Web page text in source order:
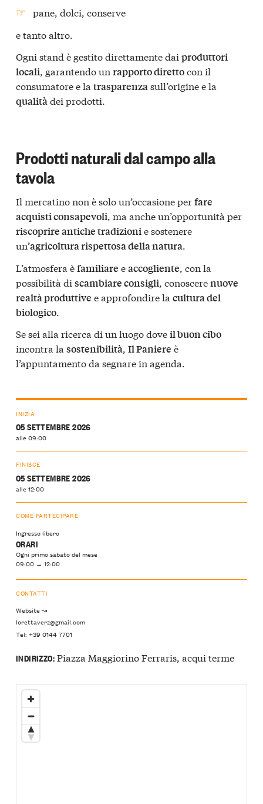
pane, dolci, conserve
e tanto altro.
Ogni stand è gestito direttamente dai produttori
locali, garantendo un rapporto direttocon il
consumatore e la trasparenzasull’origine e la
qualitàdei prodotti.
Prodotti naturali dal campo alla
tavola
Il mercatino non è solo un’occasione perfare
acquisti consapevoli, ma anche un’opportunità per
riscoprire antiche tradizionie sostenere
un’agricoltura rispettosa della natura.
L’atmosfera èfamiliare eaccogliente, con la
possibilità di scambiare consigli, conoscerenuove
realtà produttive e approfondire la cultura del
biologico.
Se sei alla ricerca di un luogo doveil buon cibo
incontra la sostenibilità, Il Paniere è
l’appuntamento da segnare in agenda.
INIZIA
05 SETTEMBRE 2026
alle 09:00
FINISCE
05 SETTEMBRE 2026
alle 12:00
COME PARTECIPARE
Ingresso libero
ORARI
Ogni primo sabato del mese
09:00 → 12:00
CONTATTI
Website ↝
lorettaverz@gmail.com
Tel: +39 0144 7701
INDIRIZZO:Piazza Maggiorino Ferraris, acqui terme